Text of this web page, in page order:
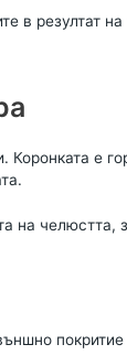
в резултат
Коронката е
на челюстта,
покритие